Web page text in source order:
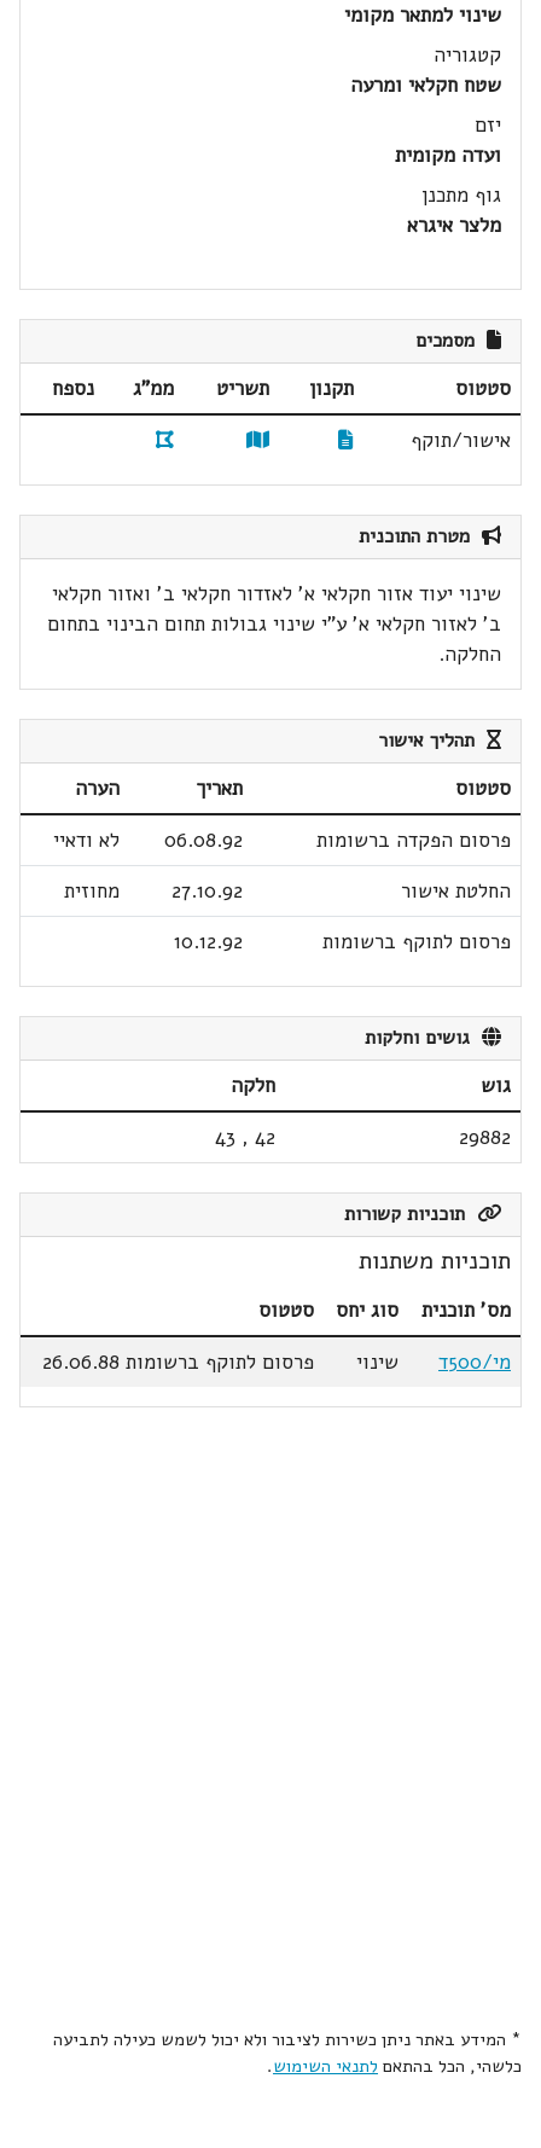
שינוי למתאר מקומי
קטגוריה
שטח חקלאי ומרעה
יזם
ועדה מקומית
גוף מתכנן
מלצר איגרא
מסמכים
סטטוס תקנון תשריט ממ"ג
נספח
אישור/תוקף
מטרת התוכנית
שינוי יעוד אזור חקלאי א' לאזדור חקלאי ב' ואזור חקלאי
ב' לאזור חקלאי א' ע"י שינוי גבולות תחום הבינוי בתחום
החלקה.
תהליך אישור
סטטוס תאריך
הערה
פרסום הפקדה ברשומות
06.08.92
לא ודאיי
החלטת אישור
27.10.92
מחוזית
פרסום לתוקף ברשומות
10.12.92
גושים וחלקות
גוש
חלקה
29882
42
,
43
תוכניות קשורות
תוכניות משתנות
מס' תוכנית סוג יחס
סטטוס
מי/500ד
שינוי פרסום לתוקף ברשומות 26.06.88
* המידע באתר ניתן כשירות לציבור ולא יכול לשמש כעילה לתביעה
כלשהי, הכל בהתאם לתנאי השימוש.